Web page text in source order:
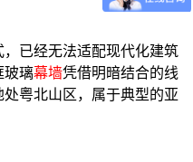
已经无法适配现代化建筑
玻璃幕墙凭借明暗结合的线
粤北山区，属于典型的亚